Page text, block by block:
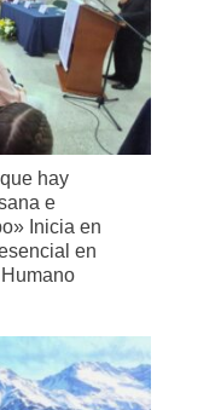
hay
e
Inicia en
en